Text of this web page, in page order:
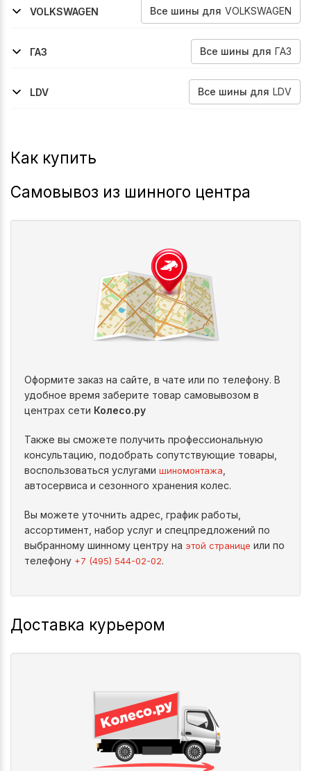
VOLKSWAGEN
Все шины для VOLKSWAGEN
2011-2017
2006-2011
2017-2026
ГАЗ
Все шины для ГАЗ
2007-2013
LDV
Все шины для LDV
Как купить
Самовывоз из шинного центра
Оформите заказ на сайте, в чате или по телефону. В
удобное время заберите товар самовывозом в
центрах сети Колесо.ру
Также вы сможете получить профессиональную
консультацию, подобрать сопутствующие товары,
воспользоваться услугами шиномонтажа
автосервиса и сезонного хранения колес.
Вы можете уточнить адрес, график работы,
ассортимент, набор услуг и спецпредложений по
выбранному шинному центру на этой странице или по
телефону +7 (495) 544-02-02.
Доставка курьером